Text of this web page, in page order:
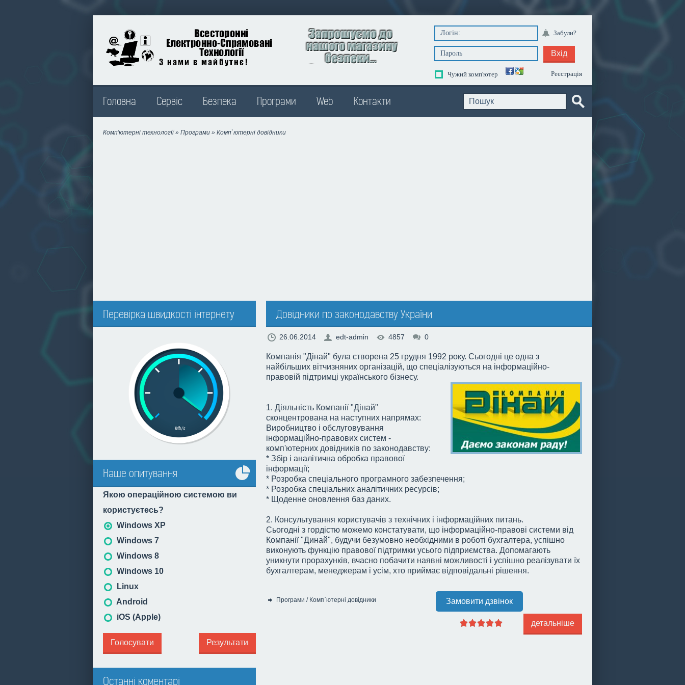
Забули?
Вхід
Чужий комп'ютер Реєстрація
Головна Сервіс Безпека Програми Web Контакти
Комп'ютерні технології» Програми » Комп`ютерні довідники
Перевірка швидкості інтернету
Наше опитування
Усі
опитування
Якою операційною системою ви
користуєтесь?
Windows XP
Windows 7
Windows 8
Windows 10
Linux
Android
iOS (Apple)
Голосувати Результати
Останні коментарі
Довідники по законодавству України
26.06.2014 edt-admin 4857 0
Компанія "Дінай" була створена 25 грудня 1992 року. Сьогодні це одна з
найбільших вітчизняних організацій, що спеціалізуються на інформаційно-
правовій підтримці українського бізнесу.
1. Діяльність Компанії "Дінай"
сконцентрована на наступних напрямах:
Виробництво і обслуговування
інформаційно-правових систем -
комп'ютерних довідників по законодавству:
* Збір і аналітична обробка правової
інформації;
* Розробка спеціального програмного забезпечення;
* Розробка спеціальних аналітичних ресурсів;
* Щоденне оновлення баз даних.
2. Консультування користувачів з технічних і інформаційних питань.
Сьогодні з гордістю можемо констатувати, що інформаційно-правові системи від
Компанії "Динай", будучи безумовно необхідними в роботі бухгалтера, успішно
виконують функцію правової підтримки усього підприємства. Допомагають
уникнути прорахунків, вчасно побачити наявні можливості і успішно реалізувати їх
бухгалтерам, менеджерам і усім, хто приймає відповідальні рішення.
Програми / Комп`ютерні довідники Замовити дзвінок
детальніше